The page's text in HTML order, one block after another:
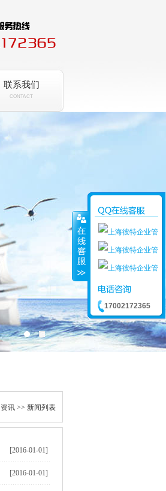
联系我们
CONTACT
讯 >> 新闻列表
[2016-01-01]
[2016-01-01]
17002172365